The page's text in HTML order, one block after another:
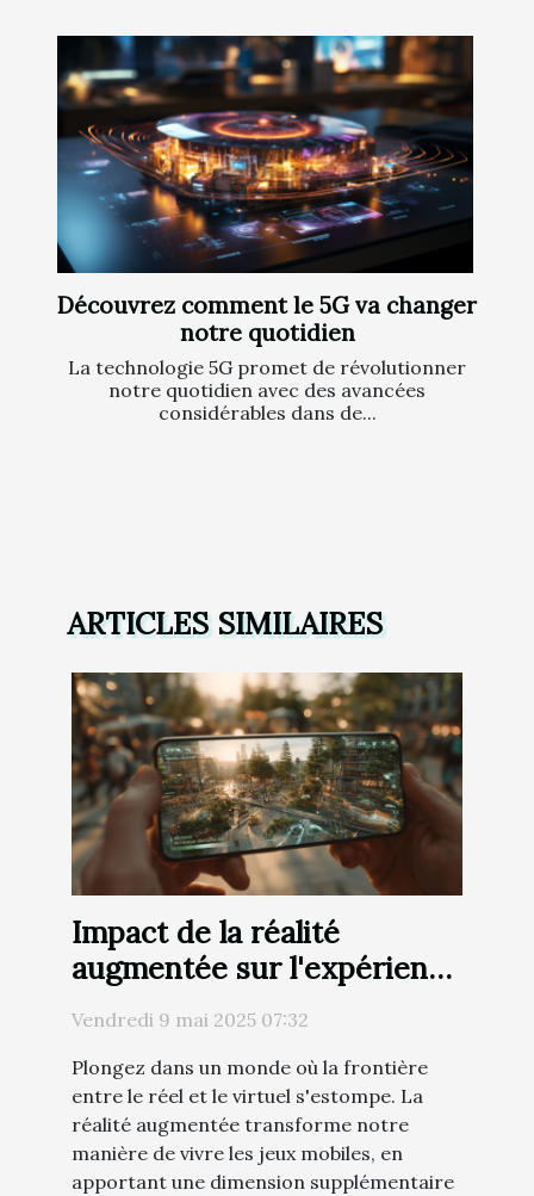
Découvrez comment le 5G va changer
notre quotidien
La technologie 5G promet de révolutionner
notre quotidien avec des avancées
considérables dans de...
ARTICLES SIMILAIRES
Impact de la réalité
augmentée sur l'expérience
de jeu mobile en 2023
Vendredi 9 mai 2025 07:32
Plongez dans un monde où la frontière
entre le réel et le virtuel s'estompe. La
réalité augmentée transforme notre
manière de vivre les jeux mobiles, en
apportant une dimension supplémentaire